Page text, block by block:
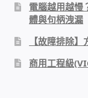
感應式門鎖
電腦越用越
體與句柄洩漏
【故障排除
商用工程級